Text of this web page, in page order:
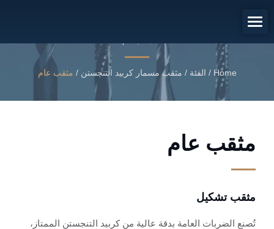
Home
/ الفئة / مثقب مسمار كربيد التنجستن / مثقب عام
مثقب عام
مثقب تشكيل
تُصنع الضربات العامة بدقة عالية من كربيد التنجستن الممتاز،